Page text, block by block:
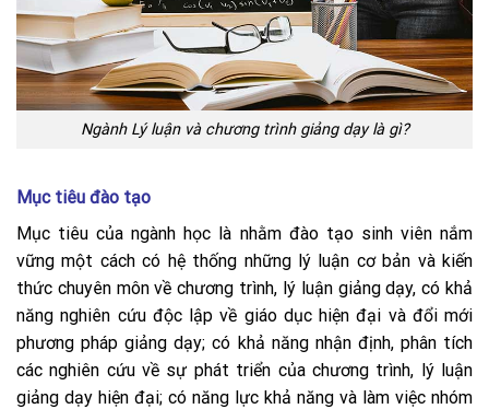
Ngành Lý luận và chương trình giảng dạy là gì?
Mục tiêu đào tạo
Mục tiêu của ngành học là nhằm đào tạo sinh viên nắm
vững một cách có hệ thống những lý luận cơ bản và kiến
thức chuyên môn về chương trình, lý luận giảng dạy, có khả
năng nghiên cứu độc lập về giáo dục hiện đại và đổi mới
phương pháp giảng dạy; có khả năng nhận định, phân tích
các nghiên cứu về sự phát triển của chương trình, lý luận
giảng dạy hiện đại; có năng lực khả năng và làm việc nhóm